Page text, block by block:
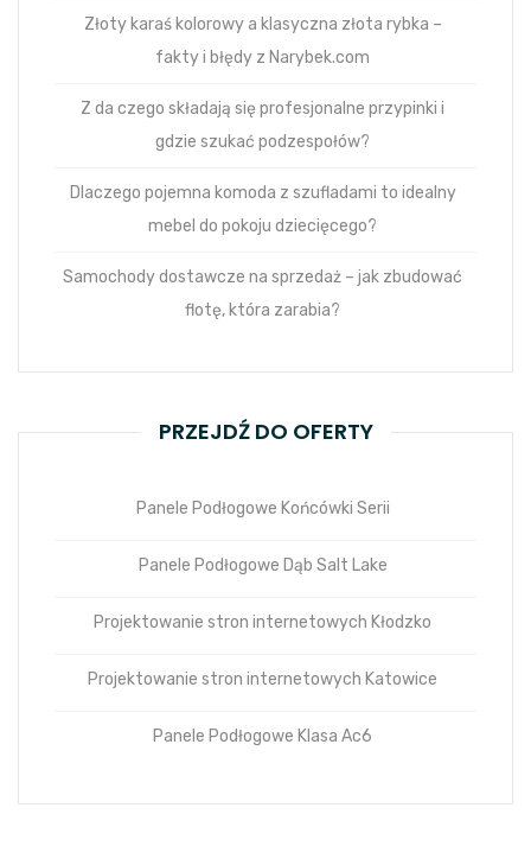
Złoty karaś kolorowy a klasyczna złota rybka –
fakty i błędy z Narybek.com
Z da czego składają się profesjonalne przypinki i
gdzie szukać podzespołów?
Dlaczego pojemna komoda z szufladami to idealny
mebel do pokoju dziecięcego?
Samochody dostawcze na sprzedaż – jak zbudować
flotę, która zarabia?
PRZEJDŹ DO OFERTY
Panele Podłogowe Końcówki Serii
Panele Podłogowe Dąb Salt Lake
Projektowanie stron internetowych Kłodzko
Projektowanie stron internetowych Katowice
Panele Podłogowe Klasa Ac6